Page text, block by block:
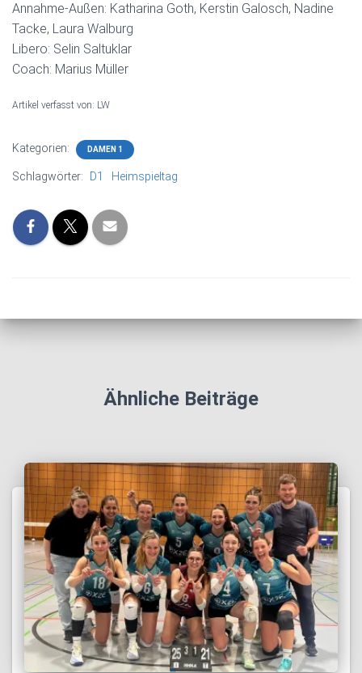
Annahme-Außen: Katharina Goth, Kerstin Galosch, Nadine
Tacke, Laura Walburg
Libero: Selin Saltuklar
Coach: Marius Müller
Artikel verfasst von: LW
Kategorien: DAMEN 1
Schlagwörter: D1 Heimspieltag
Ähnliche Beiträge